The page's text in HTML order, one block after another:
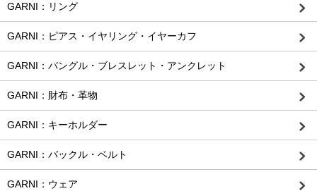
GARNI：リング
GARNI：ピアス・イヤリング・イヤーカフ
GARNI：バングル・ブレスレット・アンクレット
GARNI：財布・革物
GARNI：キーホルダー
GARNI：バックル・ベルト
GARNI：ウェア